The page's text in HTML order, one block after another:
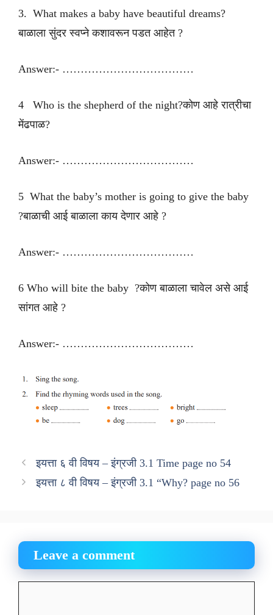
3. What makes a baby have beautiful dreams?
बाळाला सुंदर स्वप्ने कशावरून पडत आहेत ?
Answer:- ………………………………
4 Who is the shepherd of the night?कोण आहे रात्रीचा
मेंढपाळ?
Answer:- ………………………………
5 What the baby’s mother is going to give the baby
?बाळाची आई बाळाला काय देणार आहे ?
Answer:- ………………………………
6 Who will bite the baby ?कोण बाळाला चावेल असे आई
सांगत आहे ?
Answer:- ………………………………
इयत्ता ६ वी विषय – इंग्रजी 3.1 Time page no 54
इयत्ता ८ वी विषय – इंग्रजी 3.1 “Why? page no 56
Leave a comment